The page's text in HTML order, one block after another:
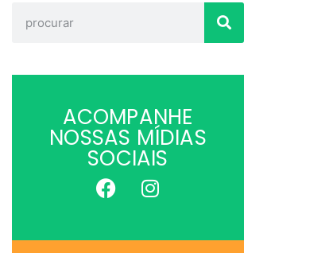
ACOMPANHE
NOSSAS MÍDIAS
SOCIAIS